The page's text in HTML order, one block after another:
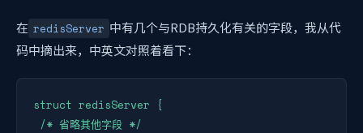
在 redisServer 中有几个与RDB持久化有关的字段，我从代
码中摘出来，中英文对照着看下：
struct redisServer {
/* 省略其他字段 */